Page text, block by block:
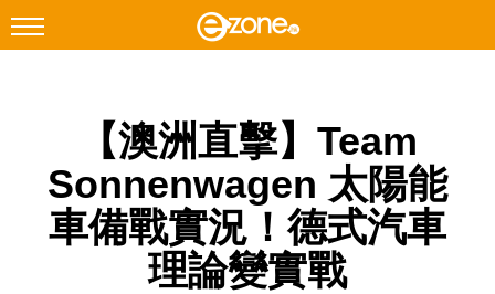
Instagram
科技焦點
網絡生活
【澳洲直擊】Team
Sonnenwagen 太陽能
車備戰實況！德式汽車
理論變實戰